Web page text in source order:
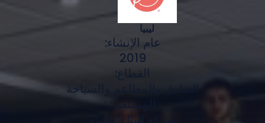
ليبيا
عام الإنشاء:
2019
القطاع:
الفنادق والمطاعم والسياحة
المستفيد:
شركة ليبيا الناشئة